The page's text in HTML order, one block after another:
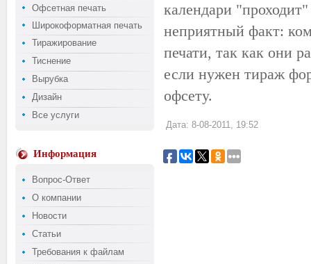
Офсетная печать
Широкоформатная печать
Тиражирование
Тиснение
Вырубка
Дизайн
Все услуги
Информация
Вопрос-Ответ
О компании
Новости
Статьи
Требования к файлам
календари
неприятный факт:
печати, так как они
если нужен тираж
офсету.
Дата: 8-08-2011, 19:52